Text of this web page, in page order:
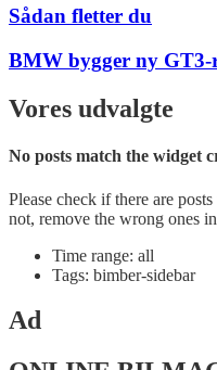
Sådan fletter du
BMW bygger ny GT3-
Vores udvalgte
No posts match the widget
Please check if there are
not, remove the wrong ones
Time range: all
Tags: bimber-sidebar
Ad